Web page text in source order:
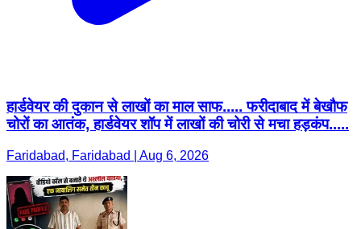
हार्डवेयर की दुकान से लाखों का माल साफ..... फरीदाबाद में बेखौफ
चोरों का आतंक, हार्डवेयर शॉप में लाखों की चोरी से मचा हड़कंप.....
Faridabad, Faridabad | Aug 6, 2026